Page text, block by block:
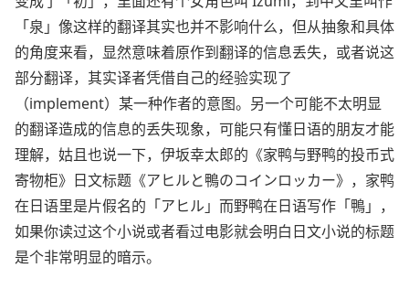
「泉」像这样的翻译其实也并不影响什么，但从抽象和具体
的角度来看，显然意味着原作到翻译的信息丢失，或者说这
部分翻译，其实译者凭借自己的经验实现了
（implement）某一种作者的意图。另一个可能不太明显
的翻译造成的信息的丢失现象，可能只有懂日语的朋友才能
理解，姑且也说一下，伊坂幸太郎的《家鸭与野鸭的投币式
寄物柜》日文标题《アヒルと鴨のコインロッカー》，家鸭
在日语里是片假名的「アヒル」而野鸭在日语写作「鴨」，
如果你读过这个小说或者看过电影就会明白日文小说的标题
是个非常明显的暗示。